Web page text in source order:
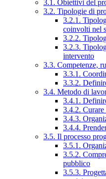
3.1. Obiettivi del
3.2. Tipologie di
3.2.1.
coinvolti nel
3.2.2.
3.2.3.
intervento
3.3. Competenze,
3.3.1.
3.3.2.
3.4. Metodo di
3.4.1.
3.4.2.
3.4.3.
3.4.4.
3.5. Il processo
3.5.1.
3.5.2.
pubblico
3.5.3.